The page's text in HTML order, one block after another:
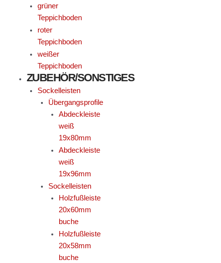
grüner
Teppichboden
roter
Teppichboden
weißer
Teppichboden
ZUBEHÖR/SONSTIGES
Sockelleisten
Übergangsprofile
Abdeckleiste
weiß
19x80mm
Abdeckleiste
weiß
19x96mm
Sockelleisten
Holzfußleiste
20x60mm
buche
Holzfußleiste
20x58mm
buche